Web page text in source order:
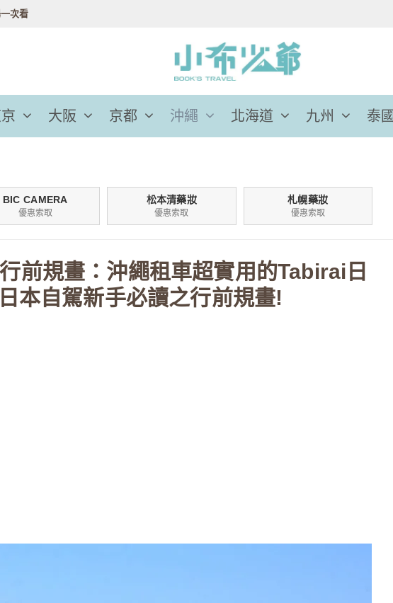
次看
大阪 京都 沖繩 北海道 九州 泰國
BIC CAMERA
優惠索取
松本清藥妝
優惠索取
札幌藥妝
優惠索取
前規畫：沖繩租車超實用的Tabirai日
本自駕新手必讀之行前規畫!